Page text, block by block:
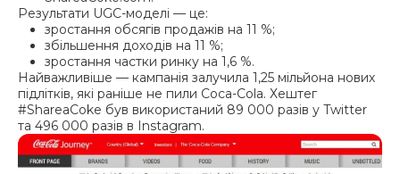
Результати UGC-моделі — це:
зростання обсягів продажів на 11 %;
збільшення доходів на 11 %;
зростання частки ринку на 1,6 %.
Найважливіше — кампанія залучила 1,25 мільйона нових
підлітків, які раніше не пили Coca-Cola. Хештег
#ShareaCoke був використаний 89 000 разів у Twitter
та 496 000 разів в Instagram.